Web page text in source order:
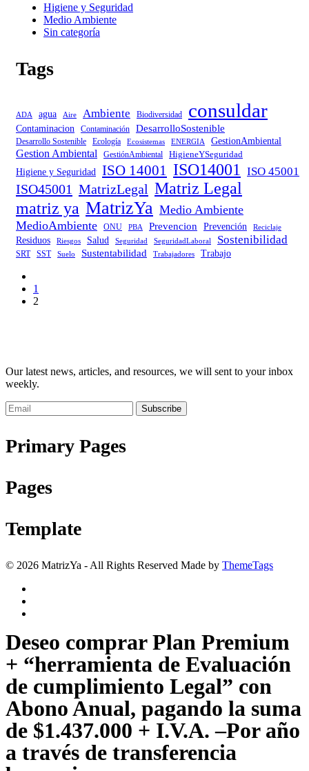
Higiene y Seguridad
Medio Ambiente
Sin categoría
Tags
ADA agua Aire Ambiente Biodiversidad consuldar
Contaminacion Contaminación DesarrolloSostenible
Desarrollo Sostenible Ecología Ecosistemas ENERGIA GestionAmbiental
Gestion Ambiental GestiónAmbiental HigieneYSeguridad
Higiene y Seguridad ISO 14001 ISO14001 ISO 45001
ISO45001 MatrizLegal Matriz Legal
matriz ya MatrizYa Medio Ambiente
MedioAmbiente
ONU PBA Prevencion Prevención Reciclaje
Residuos Riesgos Salud Seguridad SeguridadLaboral Sostenibilidad
SRT SST Suelo Sustentabilidad Trabajadores Trabajo
1
2
Our latest news, articles, and resources, we will sent to your inbox
weekly.
Subscribe
Primary Pages
Pages
Template
© 2026 MatrizYa - All Rights Reserved Made by ThemeTags
Deseo comprar Plan Premium
+ “herramienta de Evaluación
de cumplimiento Legal” con
Abono Anual, pagando la suma
de $1.437.000 + I.V.A. –Por año
a través de transferencia